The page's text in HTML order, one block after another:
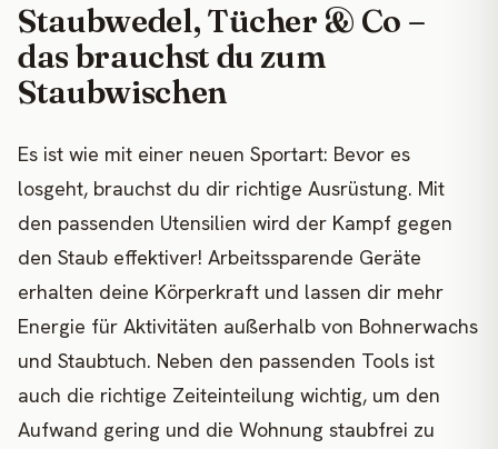
Staubwedel, Tücher & Co –
das brauchst du zum
Staubwischen
Es ist wie mit einer neuen Sportart: Bevor es
losgeht, brauchst du dir richtige Ausrüstung. Mit
den passenden Utensilien wird der Kampf gegen
den Staub effektiver! Arbeitssparende Geräte
erhalten deine Körperkraft und lassen dir mehr
Energie für Aktivitäten außerhalb von Bohnerwachs
und Staubtuch. Neben den passenden Tools ist
auch die richtige Zeiteinteilung wichtig, um den
Aufwand gering und die Wohnung staubfrei zu